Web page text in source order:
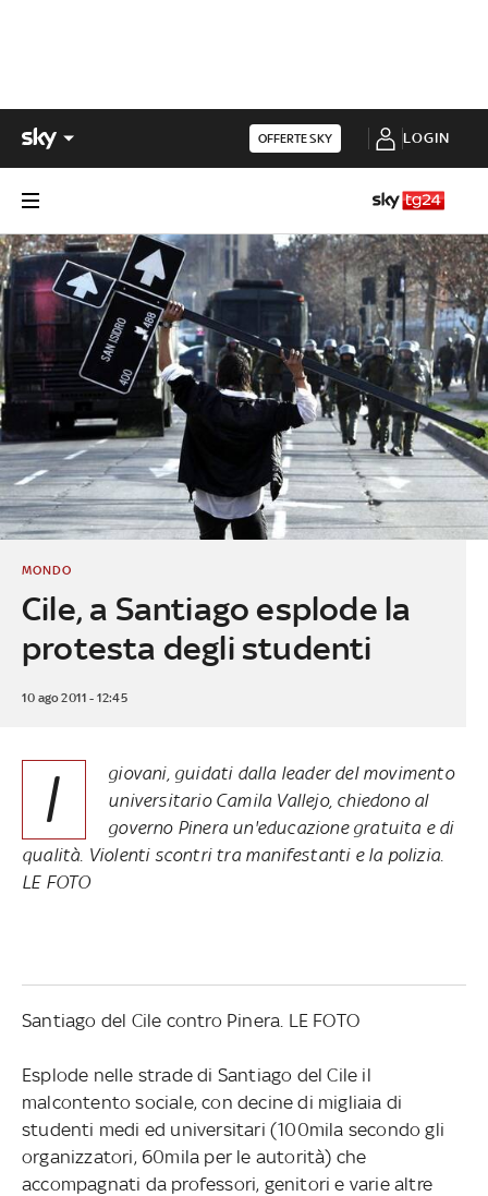
OFFERTE SKY LOGIN
Cile, a Santiago esplode la
protesta degli studenti
MONDO
10 ago 2011 - 12:45
I
giovani, guidati dalla leader del movimento
universitario Camila Vallejo, chiedono al
governo Pinera un'educazione gratuita e di
qualità. Violenti scontri tra manifestanti e la polizia.
LE FOTO
Santiago del Cile contro Pinera. LE FOTO
Esplode nelle strade di Santiago del Cile il
malcontento sociale, con decine di migliaia di
studenti medi ed universitari (100mila secondo gli
organizzatori, 60mila per le autorità) che
accompagnati da professori, genitori e varie altre